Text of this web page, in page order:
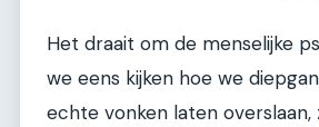
Het draait om de menselijke
we eens kijken hoe we
echte vonken laten overslaan,